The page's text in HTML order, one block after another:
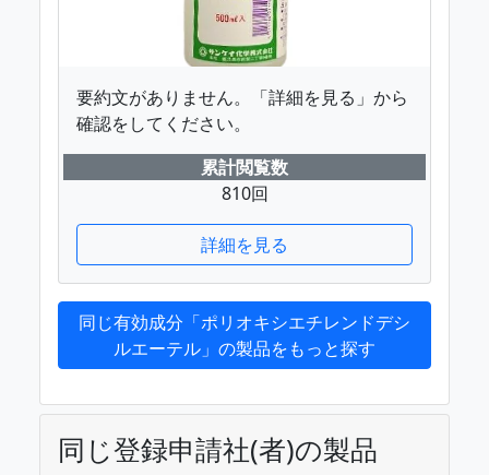
要約文がありません。「詳細を見る」から
確認をしてください。
累計閲覧数
810回
詳細を見る
同じ有効成分「ポリオキシエチレンドデシ
ルエーテル」の製品をもっと探す
同じ登録申請社(者)の製品